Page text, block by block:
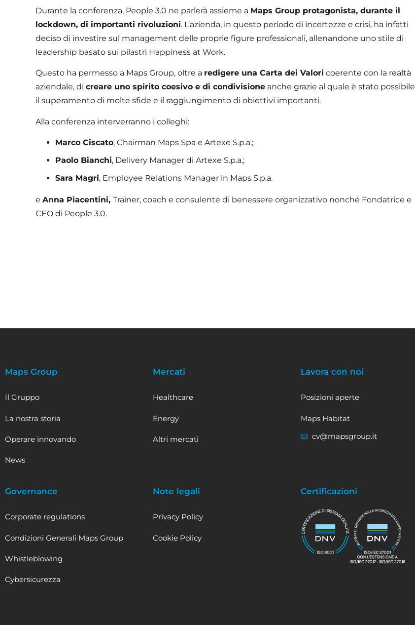
Durante la conferenza, People 3.0 ne parlerà assieme a Maps Group protagonista, durante il
lockdown, di importanti rivoluzioni. L’azienda, in questo periodo di incertezze e crisi, ha infatti
deciso di investire sul management delle proprie figure professionali, allenandone uno stile di
leadership basato sui pilastri Happiness at Work.
Questo ha permesso a Maps Group, oltre a redigere una Carta dei Valori coerente con la realtà
aziendale, di creare uno spirito coesivo e di condivisione anche grazie al quale è stato possibile
il superamento di molte sfide e il raggiungimento di obiettivi importanti.
Alla conferenza interverranno i colleghi:
Marco Ciscato, Chairman Maps Spa e Artexe S.p.a.;
Paolo Bianchi, Delivery Manager di Artexe S.p.a.;
Sara Magri, Employee Relations Manager in Maps S.p.a.
e Anna Piacentini, Trainer, coach e consulente di benessere organizzativo nonché Fondatrice e
CEO di People 3.0.
Maps Group
Il Gruppo
La nostra storia
Operare innovando
News
Mercati
Healthcare
Energy
Altri mercati
Lavora con noi
Posizioni aperte
Maps Habitat
cv@mapsgroup.it
Governance
Corporate regulations
Condizioni Generali Maps Group
Whistleblowing
Cybersicurezza
Note legali
Privacy Policy
Cookie Policy
Certificazioni